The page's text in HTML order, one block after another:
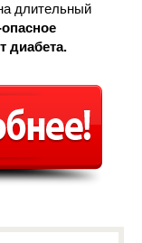
длительный
диабета.